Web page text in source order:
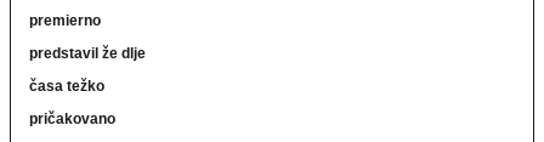
premierno
predstavil že dlje
časa težko
pričakovano